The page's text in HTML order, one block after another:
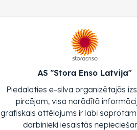
AS "Stora Enso Latvija"
Piedaloties e-silva organizētajās
pircējam, visa norādītā
grafiskais attēlojums ir labi
darbinieki iesaistās